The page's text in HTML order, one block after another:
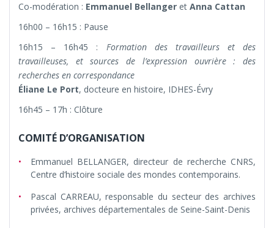
Co-modération : Emmanuel Bellanger et Anna Cattan
16h00 – 16h15 : Pause
16h15 – 16h45 : Formation des travailleurs et des
travailleuses, et sources de l’expression ouvrière : des
recherches en correspondance
Éliane Le Port, docteure en histoire, IDHES-Évry
16h45 – 17h : Clôture
COMITÉ D’ORGANISATION
Emmanuel BELLANGER, directeur de recherche CNRS,
Centre d’histoire sociale des mondes contemporains.
Pascal CARREAU, responsable du secteur des archives
privées, archives départementales de Seine-Saint-Denis